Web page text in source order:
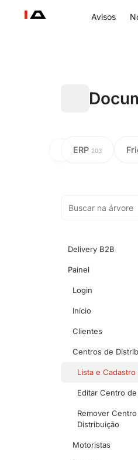
Avisos
ERP 203
Delivery B2B
Painel
Login
Início
Clientes
Centros de
Lista e
Editar Centro
Remover
Distribuição
Motoristas